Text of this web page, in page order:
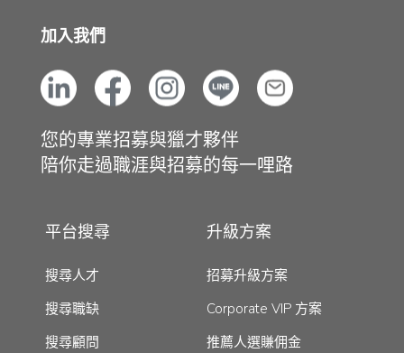
加入我們
您的專業招募與獵才夥伴
陪你走過職涯與招募的每一哩路
平台搜尋
搜尋人才
搜尋職缺
搜尋顧問
升級方案
招募升級方案
Corporate VIP 方案
推薦人選賺佣金